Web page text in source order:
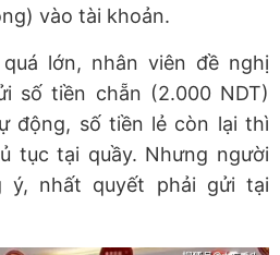
vào tài khoản.
lớn, nhân viên đề nghị
số tiền chẵn (2.000 NDT)
động, số tiền lẻ còn lại thì
tục tại quầy. Nhưng người
ý, nhất quyết phải gửi tại